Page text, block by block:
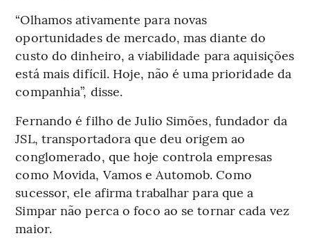
“Olhamos ativamente para novas
oportunidades de mercado, mas diante do
custo do dinheiro, a viabilidade para aquisições
está mais difícil. Hoje, não é uma prioridade da
companhia”, disse.
Fernando é filho de Julio Simões, fundador da
JSL, transportadora que deu origem ao
conglomerado, que hoje controla empresas
como Movida, Vamos e Automob. Como
sucessor, ele afirma trabalhar para que a
Simpar não perca o foco ao se tornar cada vez
maior.